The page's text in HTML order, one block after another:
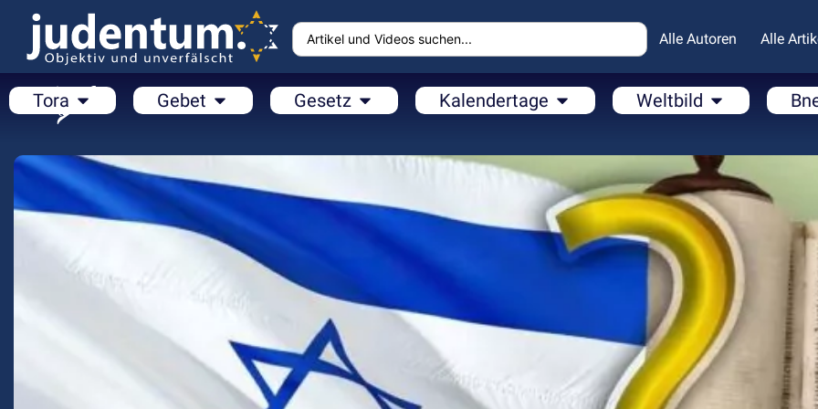
Alle Autoren Alle
Tora Gebet Gesetz Kalendertage Weltbild